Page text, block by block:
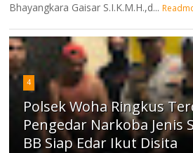
Bhayangkara Gaisar S.I.K.M.H.,d...
4
Polsek Woha Ringkus
Pengedar Narkoba Jenis
BB Siap Edar Ikut Disita